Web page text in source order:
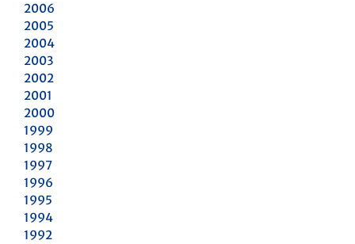
2006
2005
2004
2003
2002
2001
2000
1999
1998
1997
1996
1995
1994
1992